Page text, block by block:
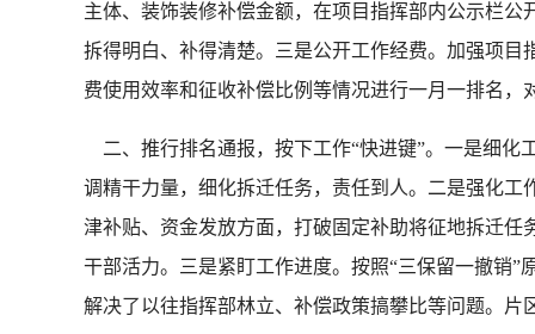
主体、装饰装修补偿金额，在项目指挥部内公示栏
拆得明白、补得清楚。三是公开工作经费。加强项
费使用效率和征收补偿比例等情况进行一月一排名
二、推行排名通报，按下工作“快进键”。一是细化
调精干力量，细化拆迁任务，责任到人。二是强化
津补贴、资金发放方面，打破固定补助将征地拆迁
干部活力。三是紧盯工作进度。按照“三保留一撤销
解决了以往指挥部林立、补偿政策搞攀比等问题。